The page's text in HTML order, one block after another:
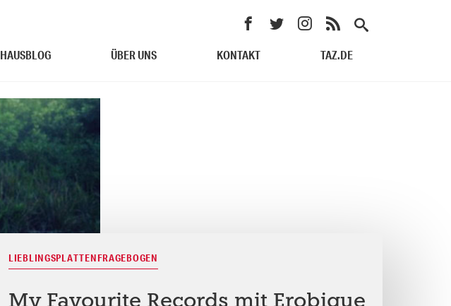
HAUSBLOG ÜBER UNS KONTAKT TAZ.DE
LIEBLINGSPLATTENFRAGEBOGEN